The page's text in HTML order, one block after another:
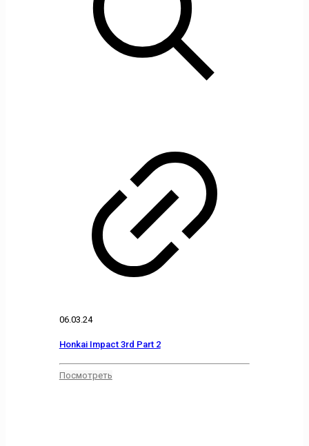
06.03.24
Honkai Impact 3rd Part 2
Посмотреть